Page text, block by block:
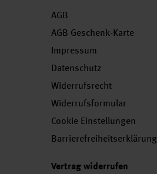
AGB
AGB Geschenk-Karte
Impressum
Datenschutz
Widerrufsrecht
Widerrufsformular
Cookie Einstellungen
Barrierefreiheitserklärung
Vertrag widerrufen